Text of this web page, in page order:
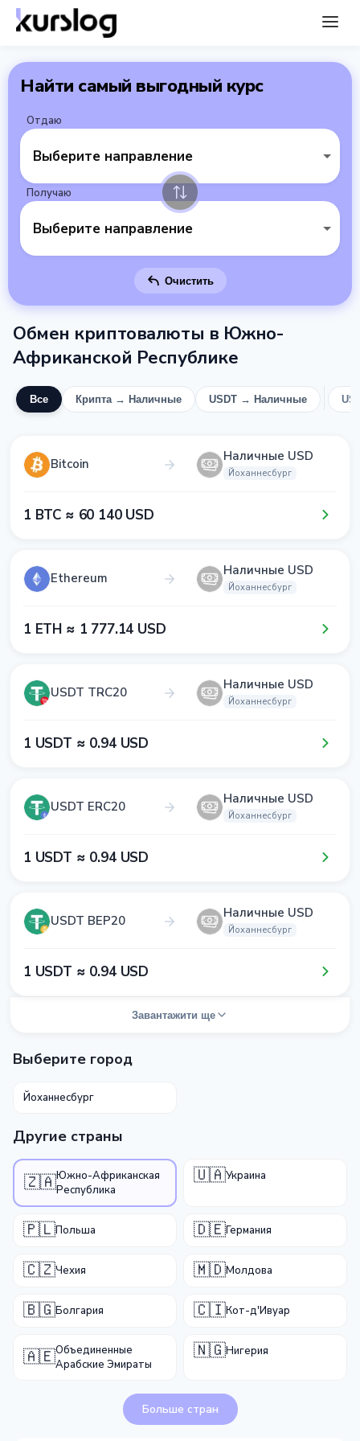
Найти самый выгодный курс
Отдаю
Выберите направление
Получаю
Выберите направление
Очистить
Обмен криптовалюты в Южно-
Африканской Республике
Все Крипта → Наличные USDT → Наличные
Bitcoin Наличные USD
Йоханнесбург
1​ BTC ≈ 6​0​ 1​4​0​ USD
Ethereum Наличные USD
Йоханнесбург
1​ ETH ≈ 1​ 7​7​7​.1​4​ USD
USDT TRC20 Наличные USD
Йоханнесбург
1​ USDT ≈ 0​.9​4​ USD
USDT ERC20 Наличные USD
Йоханнесбург
1​ USDT ≈ 0​.9​4​ USD
USDT BEP20 Наличные USD
Йоханнесбург
1​ USDT ≈ 0​.9​4​ USD
Завантажити ще
Выберите город
Йоханнесбург
Другие страны
🇿🇦Южно-Африканская
Республика
🇺🇦Украина
🇵🇱Польша 🇩🇪Германия
🇨🇿Чехия 🇲🇩Молдова
🇧🇬Болгария 🇨🇮Кот-д'Ивуар
🇦🇪Объединенные
Арабские Эмираты
🇳🇬Нигерия
Больше стран